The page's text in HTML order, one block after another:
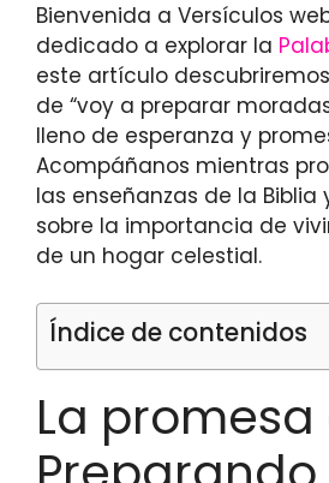
Bienvenida a Versículos
dedicado a explorar la
este artículo
de “voy a preparar
lleno de esperanza y
Acompáñanos mientras
las enseñanzas de la Biblia
sobre la importancia de
de un hogar celestial.
Índice de contenidos
La